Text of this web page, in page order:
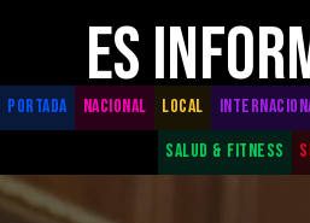
ES
PORTADA NACIONAL LOCAL
SALUD & FITNESS